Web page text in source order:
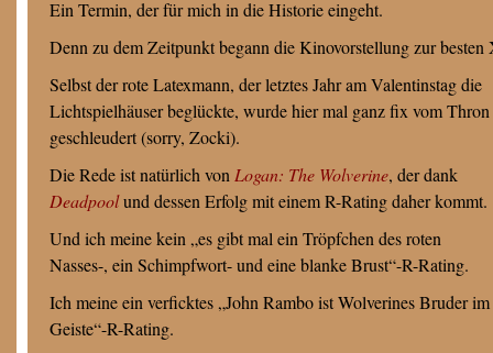
Ein Termin, der für mich in die Historie eingeht.
Denn zu dem Zeitpunkt begann die Kinovorstellung zur
Selbst der rote Latexmann, der letztes Jahr am Valentinstag die
Lichtspielhäuser beglückte, wurde hier mal ganz fix vom Thron
geschleudert (sorry, Zocki).
Die Rede ist natürlich von Logan: The Wolverine, der dank
Deadpoolund dessen Erfolg mit einem R-Rating daher kommt.
Und ich meine kein „es gibt mal ein Tröpfchen des roten
Nasses-, ein Schimpfwort- und eine blanke Brust“-R-Rating.
Ich meine ein verficktes „John Rambo ist Wolverines Bruder im
Geiste“-R-Rating.